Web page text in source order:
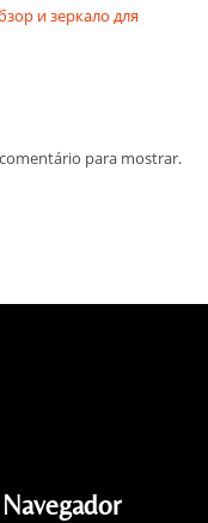
и зеркало для
para mostrar.